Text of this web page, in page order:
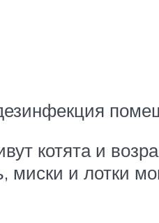
котята и
миски и лотки